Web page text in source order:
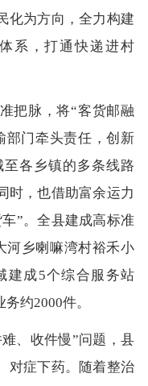
化为方向，全力构建
系，打通快递进村
把脉，将“客货邮融
部门牵头责任，创新
各乡镇的多条线路
时，也借助富余运力
”。全县建成高标准
河乡喇嘛湾村裕禾小
建成5个综合服务站
约2000件。
、收件慢”问题，县
对症下药。随着整治